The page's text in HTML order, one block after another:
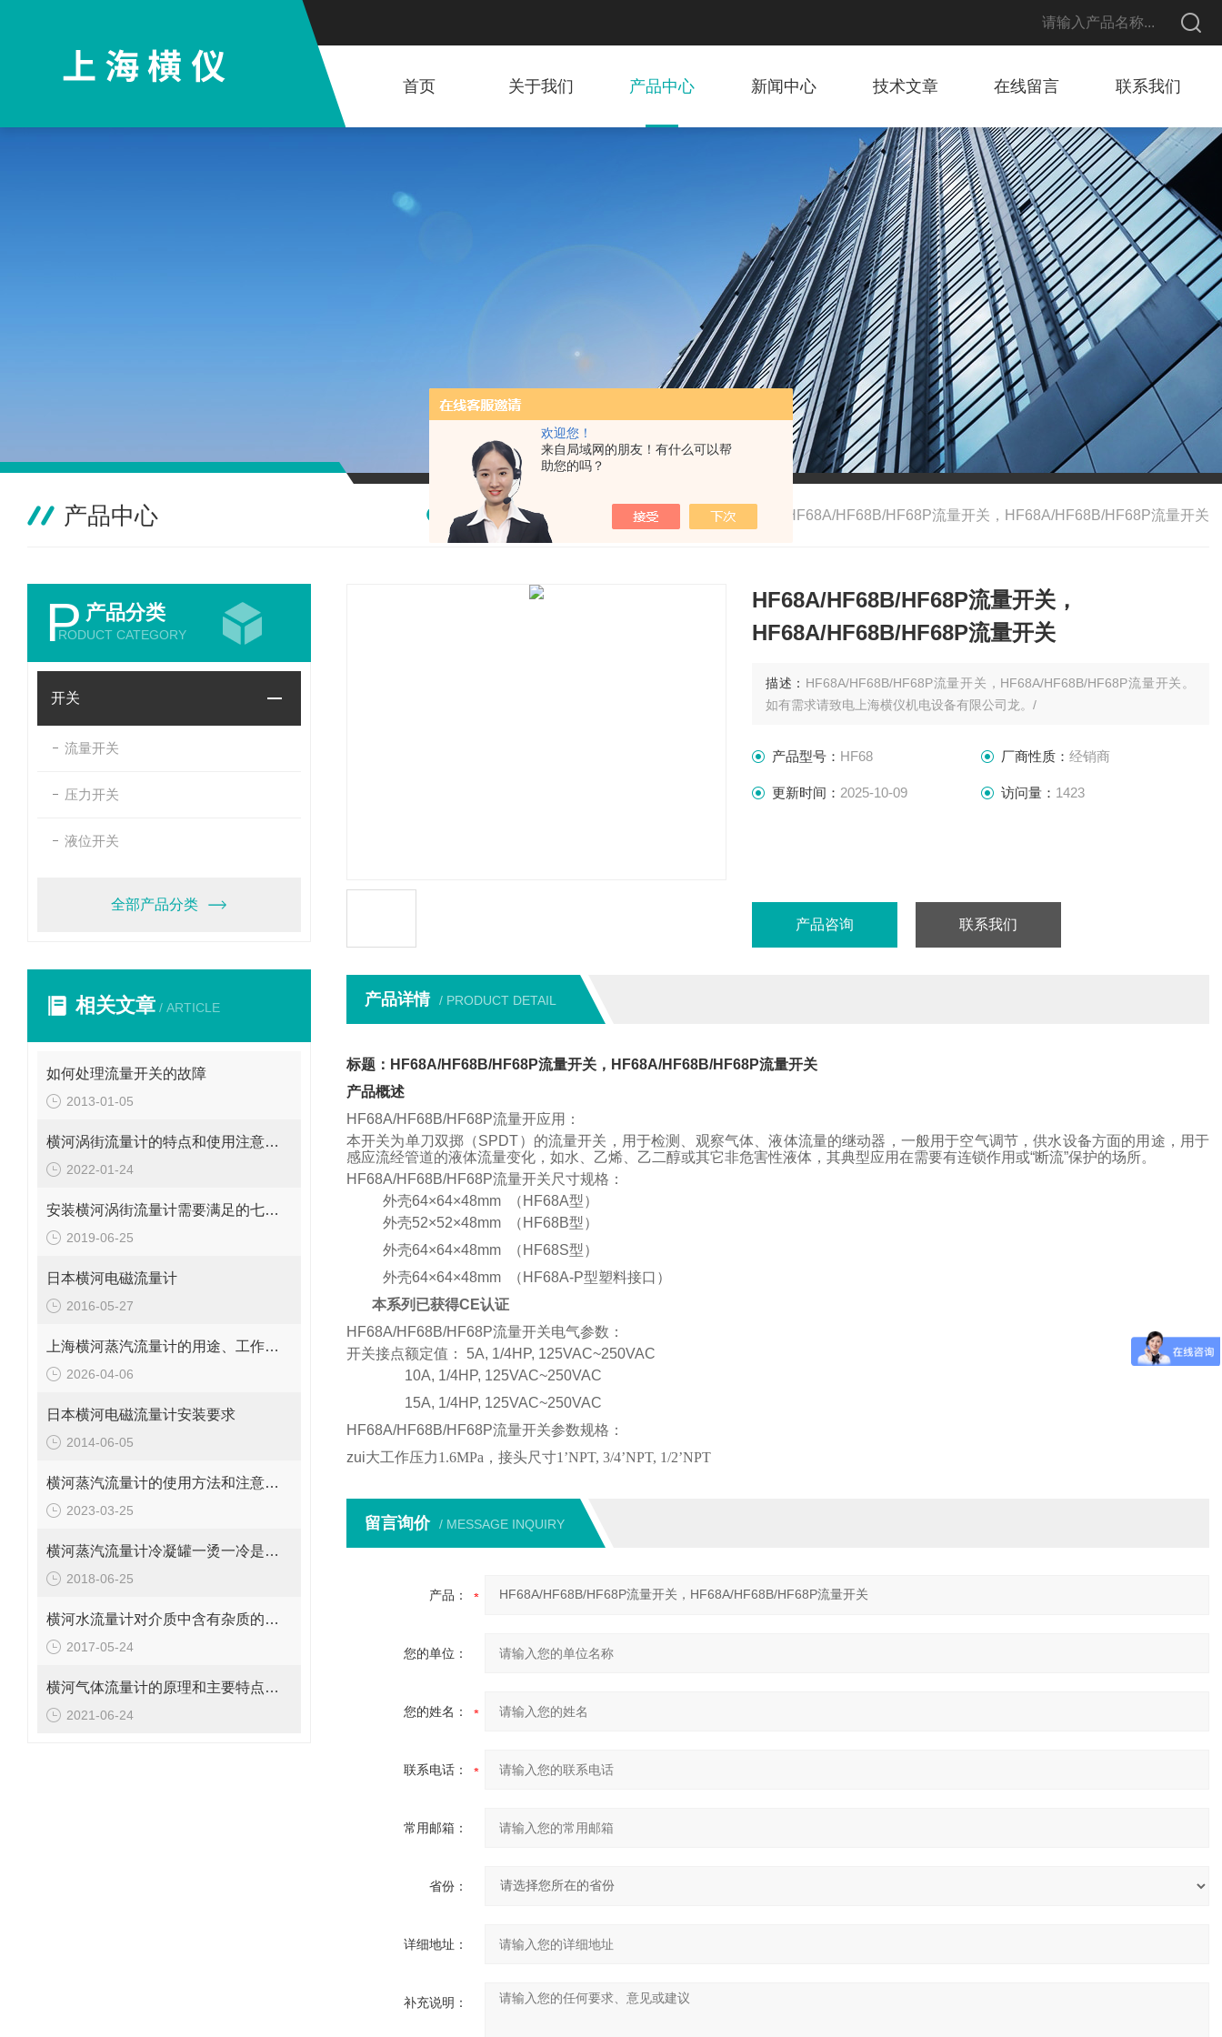
欢迎您！
来自局域网的朋友！有什么可以帮
助您的吗？
首页 关于我们 产品中心 新闻中心 技术文章 在线留言 联系我们
产品中心 我的位置：首页 >开关 流量开关 HF68A/HF68B/HF68P流量开关，HF68A/HF68B/HF68P流量开关
P 产品分类
RODUCT CATEGORY
开关
流量开关
压力开关
液位开关
全部产品分类
相关文章 / ARTICLE
如何处理流量开关的故障
2013-01-05
横河涡街流量计的特点和使用注意事项
2022-01-24
安装横河涡街流量计需要满足的七个条件
2019-06-25
日本横河电磁流量计
2016-05-27
上海横河蒸汽流量计的用途、工作原理与使用注意事项
2026-04-06
日本横河电磁流量计安装要求
2014-06-05
横河蒸汽流量计的使用方法和注意事项
2023-03-25
横河蒸汽流量计冷凝罐一烫一冷是为何？
2018-06-25
横河水流量计对介质中含有杂质的要求
2017-05-24
横河气体流量计的原理和主要特点介绍
2021-06-24
HF68A/HF68B/HF68P流量开关，
HF68A/HF68B/HF68P流量开关
描述： HF68A/HF68B/HF68P流量开关，HF68A/HF68B/HF68P流量开关。
如有需求请致电上海横仪机电设备有限公司龙。/
产品型号： HF68 厂商性质： 经销商
更新时间： 2025-10-09 访问量： 1423
产品咨询 联系我们
产品详情 / PRODUCT DETAIL
标题：HF68A/HF68B/HF68P流量开关，HF68A/HF68B/HF68P流量开关
产品概述
HF68A/HF68B/HF68P流量开应用：
本开关为单刀双掷 （SPDT） 的流量开关，用于检测、观察气体、液体流量的继动器，一般用于空气调节，供水设备方面的用途，用于
感应流经管道的液体流量变化，如水、乙烯、乙二醇或其它非危害性液体，其典型应用在需要有连锁作用或“断流”保护的场所。
HF68A/HF68B/HF68P流量开关尺寸规格：
外壳64×64×48mm （HF68A型）
外壳52×52×48mm （HF68B型）
外壳64×64×48mm （HF68S型）
外壳64×64×48mm （HF68A-P型塑料接口 ）
本系列已获得CE认证
HF68A/HF68B/HF68P流量开关电气参数：
开关接点额定值：
5A, 1/4HP, 125VAC~250VAC
10A, 1/4HP, 125VAC~250VAC
15A, 1/4HP, 125VAC~250VAC
HF68A/HF68B/HF68P流量开关参数规格：
zui大工作压力1.6MPa ，接头尺寸1’NPT, 3/4’NPT, 1/2’NPT
留言询价 / MESSAGE INQUIRY
产品：
您的单位：
您的姓名：
联系电话：
常用邮箱：
省份：
详细地址：
补充说明：